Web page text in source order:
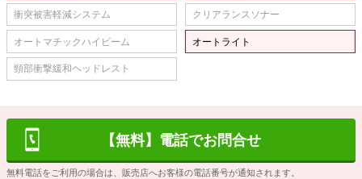
衝突被害軽減システム クリアランスソナー
オートマチックハイビーム オートライト
頸部衝撃緩和ヘッドレスト
【無料】電話でお問合せ
無料電話をご利用の場合は、販売店へお客様の電話番号が通知されます。